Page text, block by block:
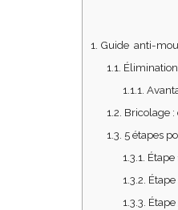
1. Guide anti-
1.1.
1.1.1.
1.2. Bricolage
1.3. 5 étapes
1.3.1. Étape
1.3.2. Étape
1.3.3.